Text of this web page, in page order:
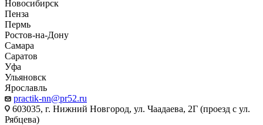
Новосибирск
Пенза
Пермь
Ростов-на-Дону
Самара
Саратов
Уфа
Ульяновск
Ярославль
practik-nn@pr52.ru
603035, г. Нижний Новгород, ул. Чаадаева, 2Г (проезд с ул.
Рябцева)